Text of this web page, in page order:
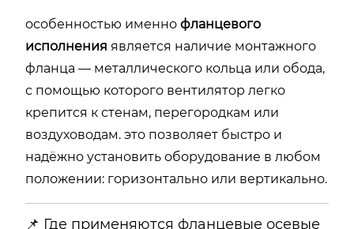
особенностью именно фланцевого
исполнения является наличие монтажного
фланца — металлического кольца или обода,
с помощью которого вентилятор легко
крепится к стенам, перегородкам или
воздуховодам. это позволяет быстро и
надёжно установить оборудование в любом
положении: горизонтально или вертикально.
📌 Где применяются фланцевые осевые